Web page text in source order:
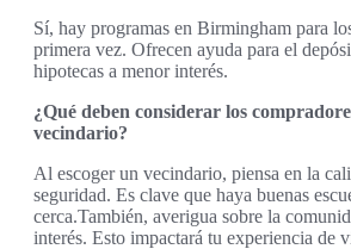
Sí, hay programas en Birmingham para
primera vez. Ofrecen ayuda para el
hipotecas a menor interés.
¿Qué deben considerar los
vecindario?
Al escoger un vecindario, piensa en la
seguridad. Es clave que haya buenas
cerca.También, averigua sobre la
interés. Esto impactará tu experiencia de